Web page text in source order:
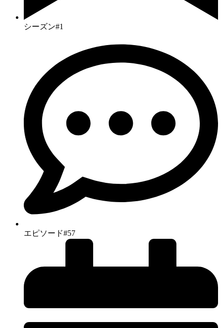
シーズン#1
エピソード#57